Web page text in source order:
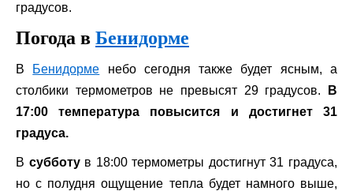
градусов.
Погода в Бенидорме
В Бенидорме небо сегодня также будет ясным, а
столбики термометров не превысят 29 градусов.
В
17:00 температура повысится и достигнет 31
градуса.
В субботув 18:00 термометры достигнут 31 градуса,
но с полудня ощущение тепла будет намного выше,